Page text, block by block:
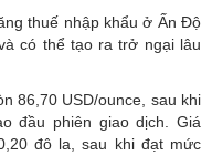
thuế nhập khẩu ở Ấn Độ
có thể tạo ra trở ngại lâu
86,70 USD/ounce, sau khi
đầu phiên giao dịch. Giá
đô la, sau khi đạt mức